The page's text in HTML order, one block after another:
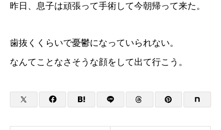
昨日、息子は頑張って手術して今朝帰って来た。
歯抜くくらいで憂鬱になっていられない。
なんてことなさそうな顔をして出て行こう。